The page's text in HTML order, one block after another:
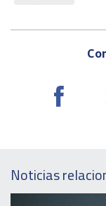
Noticias